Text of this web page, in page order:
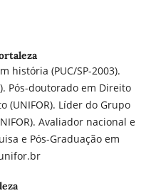
história (PUC/SP-2003).
Pós-doutorado em Direito
(UNIFOR). Líder do Grupo
Avaliador nacional e
e Pós-Graduação em